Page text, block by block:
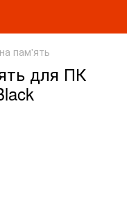
пам'ять
для ПК